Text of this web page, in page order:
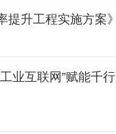
升工程实施方案》
业互联网”赋能千行